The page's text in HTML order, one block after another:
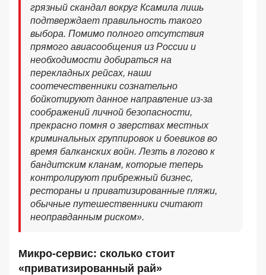
грязный скандал вокруг Ксамила лишь
подтверждает правильность такого
выбора. Помимо полного отсутствия
прямого авиасообщения из России и
необходимости добираться на
перекладных рейсах, наши
соотечественники сознательно
бойкотируют данное направление из-за
соображений личной безопасности,
прекрасно помня о зверствах местных
криминальных группировок и боевиков во
время балканских войн. Лезть в логово к
бандитским кланам, которые теперь
контролируют прибрежный бизнес,
рестораны и приватизированные пляжи,
обычные путешественники считают
неоправданным риском».
Микро-сервис: сколько стоит
«приватизированный рай»